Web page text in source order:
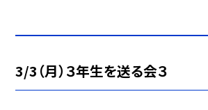
3/3（月）３年生を送る会３